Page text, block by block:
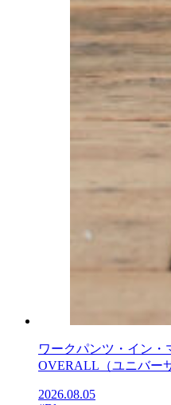
ワークパンツ・イン
OVERALL（ユニバー
2026.08.05